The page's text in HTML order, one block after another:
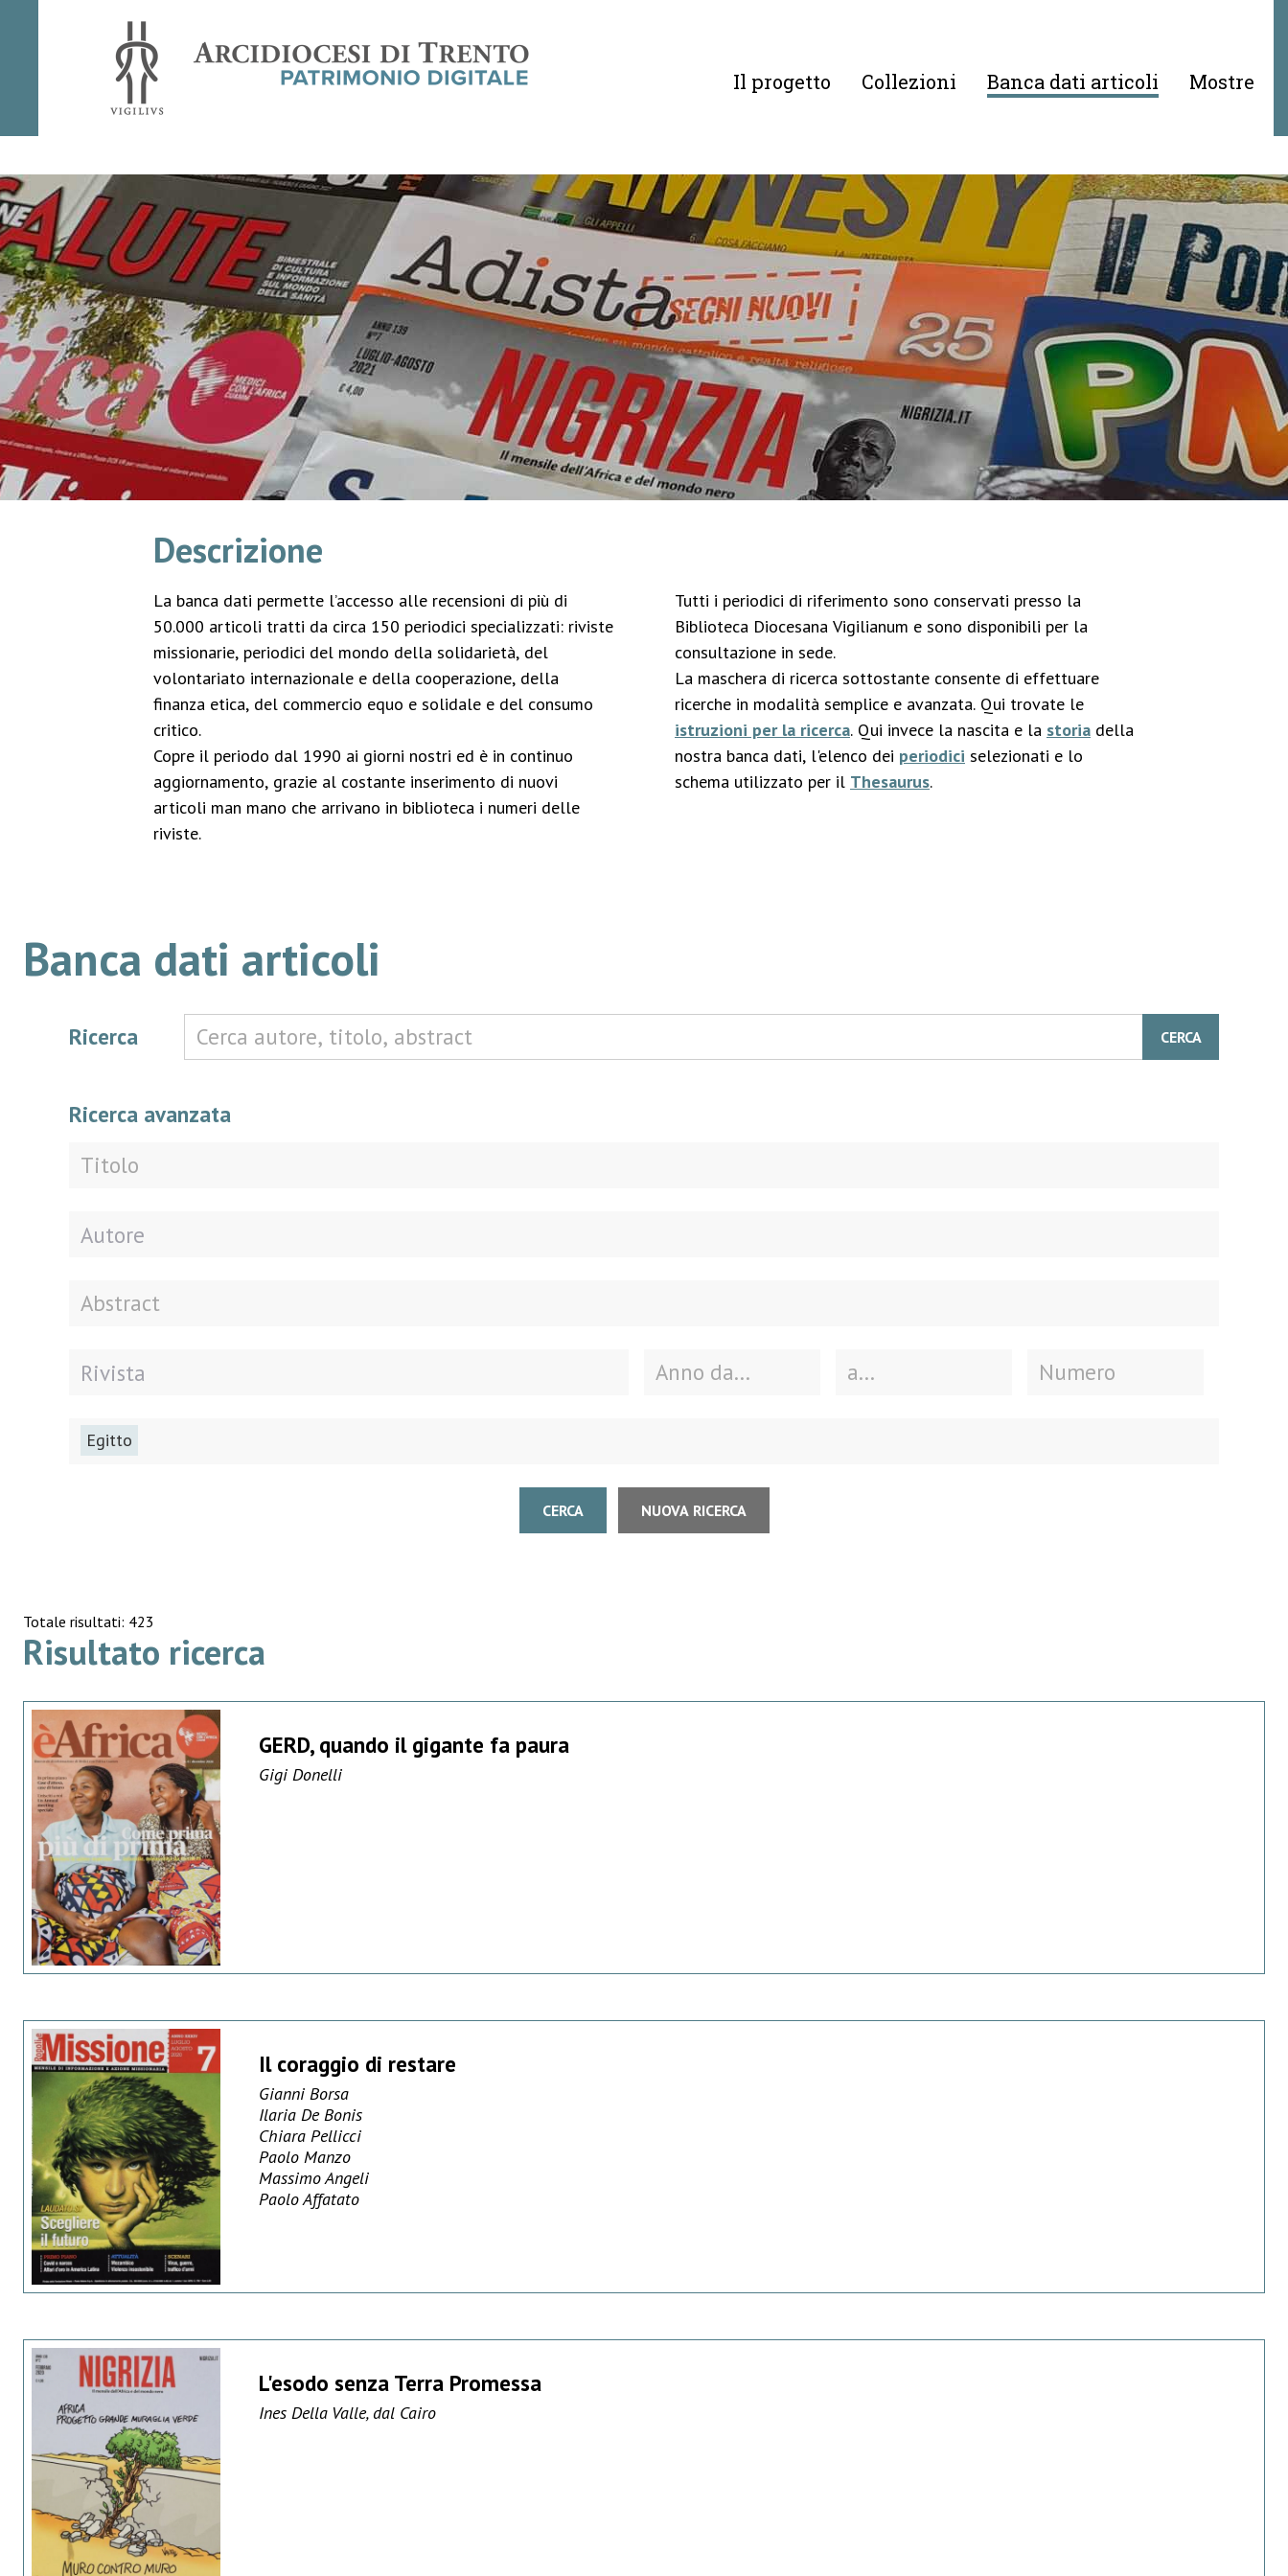
Il progetto Collezioni Banca dati articoli Mostre
Descrizione
La banca dati permette l’accesso alle recensioni di più di
50.000 articoli tratti da circa 150 periodici specializzati: riviste
missionarie, periodici del mondo della solidarietà, del
volontariato internazionale e della cooperazione, della
finanza etica, del commercio equo e solidale e del consumo
critico.
Copre il periodo dal 1990 ai giorni nostri ed è in continuo
aggiornamento, grazie al costante inserimento di nuovi
articoli man mano che arrivano in biblioteca i numeri delle
riviste.
Tutti i periodici di riferimento sono conservati presso la
Biblioteca Diocesana Vigilianum e sono disponibili per la
consultazione in sede.
La maschera di ricerca sottostante consente di effettuare
ricerche in modalità semplice e avanzata. Qui trovate le
istruzioni per la ricerca. Qui invece la nascita e la storia della
nostra banca dati, l'elenco dei periodici selezionati e lo
schema utilizzato per il Thesaurus.
Banca dati articoli
Ricerca CERCA
Ricerca avanzata
Egitto
CERCA NUOVA RICERCA
Totale risultati: 423
Risultato ricerca
GERD, quando il gigante fa paura
Gigi Donelli
Il coraggio di restare
Gianni Borsa
Ilaria De Bonis
Chiara Pellicci
Paolo Manzo
Massimo Angeli
Paolo Affatato
L'esodo senza Terra Promessa
Ines Della Valle, dal Cairo